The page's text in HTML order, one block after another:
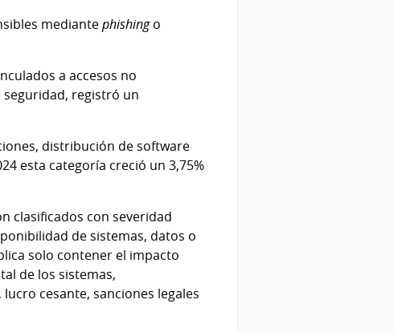
mediantephishingo
a accesos no
registró un
distribución de software
esta categoría creció un 3,75%
clasificados con severidad
de sistemas, datos o
solo contener el impacto
de los sistemas,
cesante, sanciones legales